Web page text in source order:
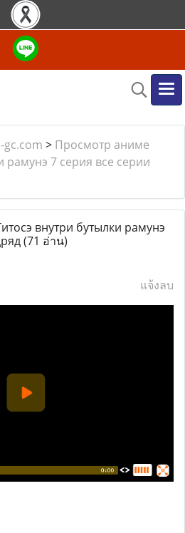
gc.com > Просмотр аниме
рамунэ 7 серия все серии
внутри бутылки рамунэ
(71 อ่าน)
แจ้งลบ